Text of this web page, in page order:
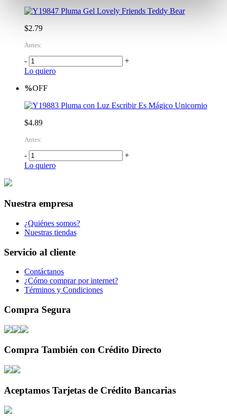
Pluma Gel Lovely Friends Teddy Bear
$2.79
Antes:
-
+
Lo quiero
%OFF
Pluma con Luz Escribir Es Mágico Unicornio
$4.89
Antes:
-
+
Lo quiero
Nuestra empresa
¿Quiénes somos?
Nuestras tiendas
Servicio al cliente
Contáctanos
¿Cómo comprar por internet?
Términos y Condiciones
Compra Segura
Compra También con Crédito Directo
Aceptamos Tarjetas de Crédito Bancarias